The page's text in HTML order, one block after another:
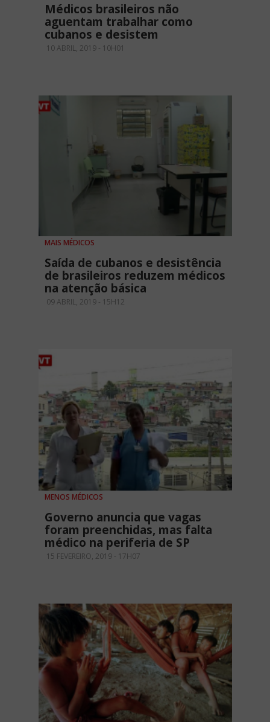
Médicos brasileiros não
aguentam trabalhar como
cubanos e desistem
10 ABRIL, 2019 - 10H01
MAIS MÉDICOS
Saída de cubanos e desistência
de brasileiros reduzem médicos
na atenção básica
09 ABRIL, 2019 - 15H12
MENOS MÉDICOS
Governo anuncia que vagas
foram preenchidas, mas falta
médico na periferia de SP
15 FEVEREIRO, 2019 - 17H07